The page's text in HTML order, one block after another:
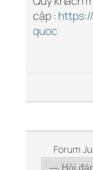
cập :
quoc
Forum